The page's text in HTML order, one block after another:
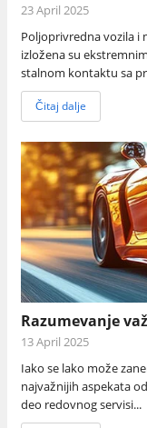
23 April 2025
Poljoprivredna vozila i
izložena su
stalnom kontaktu sa
Čitaj dalje
Razumevanje
13 April 2025
Iako se lako može
najvažnijih aspekata
deo redovnog servisi...